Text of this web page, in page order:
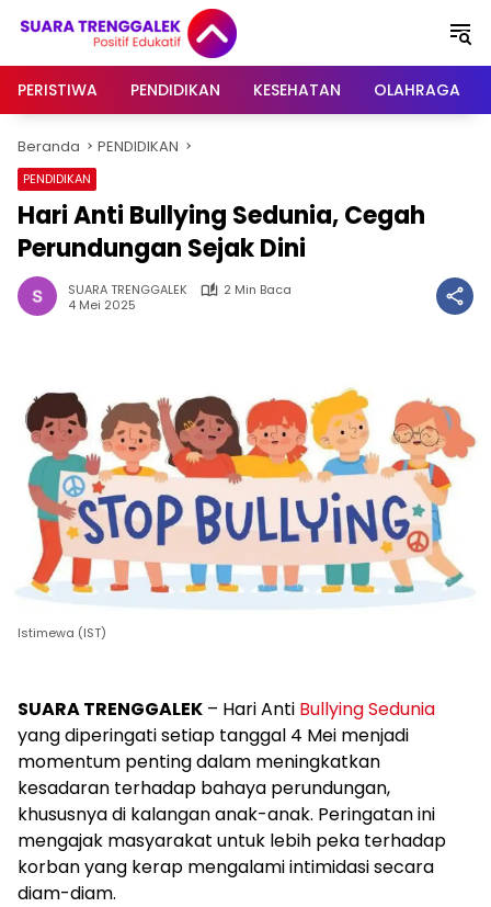
PERISTIWA
PENDIDIKAN KESEHATAN OLAHRAGA
Beranda PENDIDIKAN
PENDIDIKAN
Hari Anti Bullying Sedunia, Cegah
Perundungan Sejak Dini
SUARA TRENGGALEK
2 Min Baca
4 Mei 2025
Istimewa (IST)
SUARA TRENGGALEK – Hari Anti BullyingSedunia
yang diperingati setiap tanggal 4 Mei menjadi
momentum penting dalam meningkatkan
kesadaran terhadap bahaya perundungan,
khususnya di kalangan anak-anak. Peringatan ini
mengajak masyarakat untuk lebih peka terhadap
korban yang kerap mengalami intimidasi secara
diam-diam.